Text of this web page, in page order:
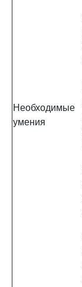
Необходимые
умения